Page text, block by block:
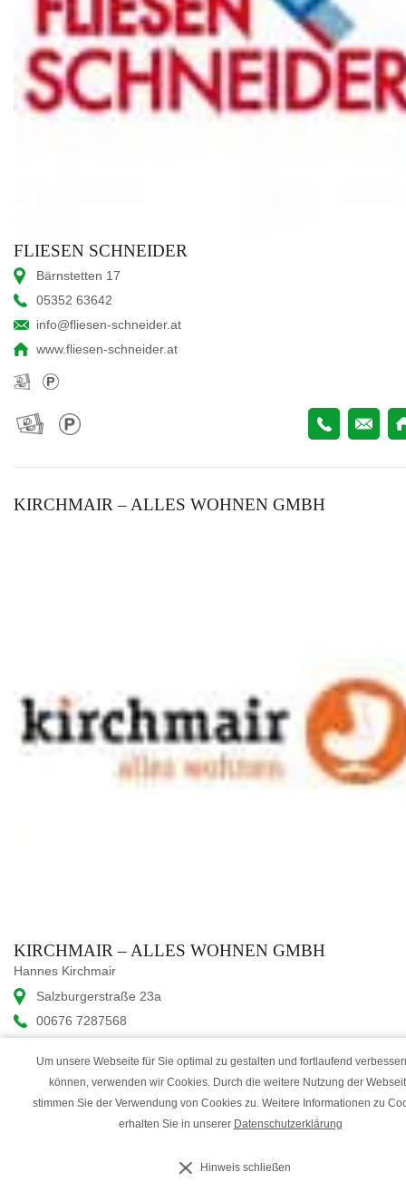
FLIESEN SCHNEIDER
Bärnstetten 17
05352 63642
info@fliesen-schneider.at
www.fliesen-schneider.at
KIRCHMAIR – ALLES WOHNEN GMBH
KIRCHMAIR – ALLES WOHNEN GMBH
Hannes Kirchmair
Salzburgerstraße 23a
00676 7287568
www.kirchmair-wohnen.at
Um unsere Webseite für Sie optimal zu gestalten und fortlaufend
können, verwenden wir Cookies. Durch die weitere Nutzung der
stimmen Sie der Verwendung von Cookies zu. Weitere Informationen zu
erhalten Sie in unserer Datenschutzerklärung
Hinweis schließen